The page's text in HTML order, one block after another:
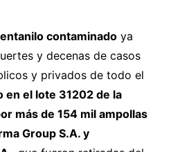
contaminado ya
y decenas de casos
y privados de todo el
en el lote 31202 de la
más de 154 mil ampollas
Group S.A. y